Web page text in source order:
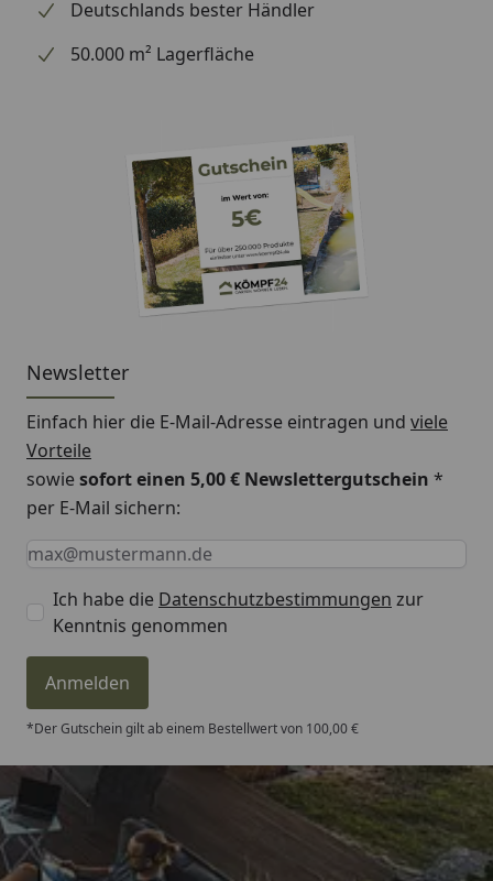
Deutschlands bester Händler
50.000 m² Lagerfläche
Newsletter
Einfach hier die E-Mail-Adresse eintragen und viele
Vorteile
sowiesofort einen 5,00 € Newslettergutschein *
per E-Mail sichern:
Keine Eingabe erforderlich
Eingabe erforderlich
E-Mail *
Ich habe die Datenschutzbestimmungen zur
Kenntnis genommen
Anmelden
*Der Gutschein gilt ab einem Bestellwert von 100,00 €
Trusted Shops